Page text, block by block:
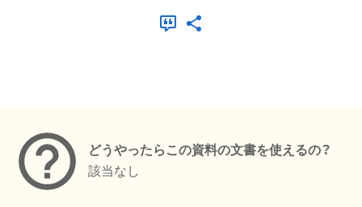
どうやったらこの資料の文書を使えるの？
該当なし